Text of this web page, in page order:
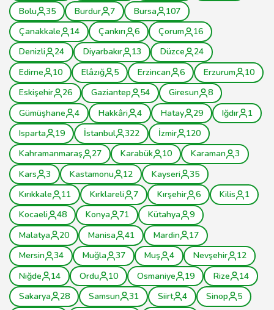
Bolu
35 Burdur 7 Bursa
107
Çanakkale
14 Çankırı 6 Çorum
16
Denizli
24 Diyarbakır 13 Düzce
24
Edirne
10 Elâzığ 5 Erzincan 6 Erzurum
10
Eskişehir
26 Gaziantep 54 Giresun
8
Gümüşhane
4 Hakkâri 4 Hatay 29 Iğdır
1
Isparta
19 İstanbul 322 İzmir
120
Kahramanmaraş
27 Karabük 10 Karaman
3
Kars
3 Kastamonu 12 Kayseri
35
Kırıkkale
11 Kırklareli 7 Kırşehir 6 Kilis
1
Kocaeli
48 Konya 71 Kütahya
9
Malatya
20 Manisa 41 Mardin
17
Mersin
34 Muğla 37 Muş 4 Nevşehir
12
Niğde
14 Ordu 10 Osmaniye 19 Rize
14
Sakarya
28 Samsun 31 Siirt 4 Sinop
5